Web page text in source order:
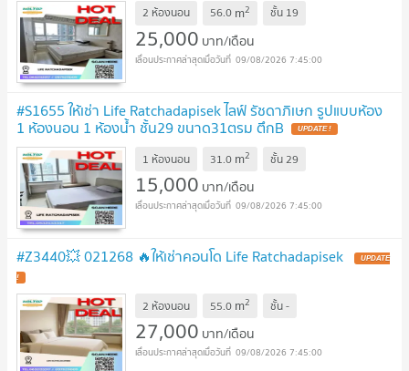
2 ห้องนอน 56.0 m2 ชั้น 19
25,000 บาท/เดือน
09/08/2026 7:45:00
#S1655 ให้เช่า Life Ratchadapisek ไลฟ์ รัชดาภิเษก รูปแบบห้อง
1 ห้องนอน 1 ห้องน้ำ ชั้น29 ขนาด31ตรม ตึกB UPDATE !
1 ห้องนอน 31.0 m2 ชั้น29
15,000 บาท/เดือน
09/08/2026 7:45:00
#Z3440💥 021268 🔥ให้เช่าคอนโด Life Ratchadapisek UPDATE
!
2 ห้องนอน 55.0 m2 ชั้น-
27,000 บาท/เดือน
09/08/2026 7:45:00